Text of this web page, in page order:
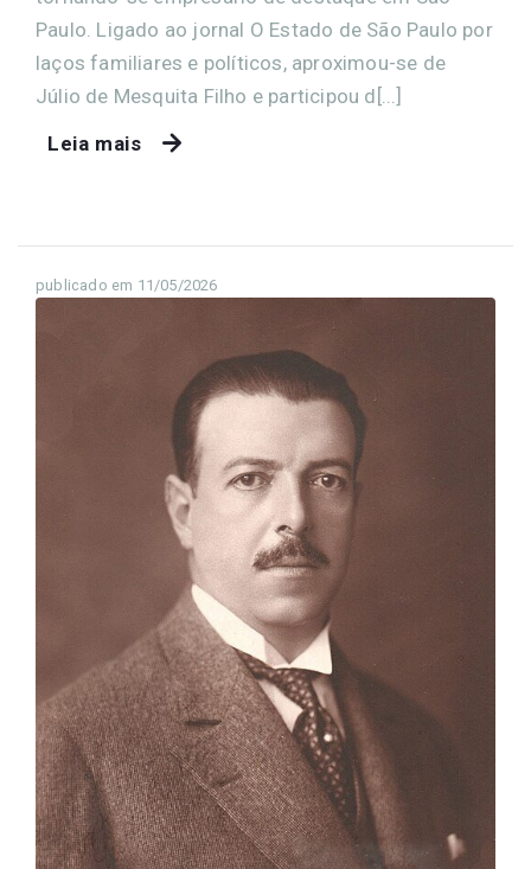
Paulo. Ligado ao jornal O Estado de São Paulo por
laços familiares e políticos, aproximou-se de
Júlio de Mesquita Filho e participou d[...]
Leia mais
publicado em 11/05/2026